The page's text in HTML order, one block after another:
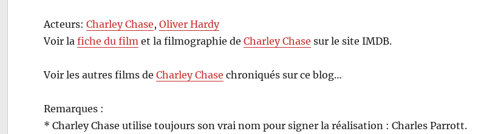
Acteurs:Charley Chase,Oliver Hardy
Voir lafiche du film et la filmographie deCharley Chase sur le site IMDB.
Voir les autres films deCharley Chase chroniqués sur ce blog…
Remarques :
* Charley Chase utilise toujours son vrai nom pour signer la réalisation : Charles Parrott.